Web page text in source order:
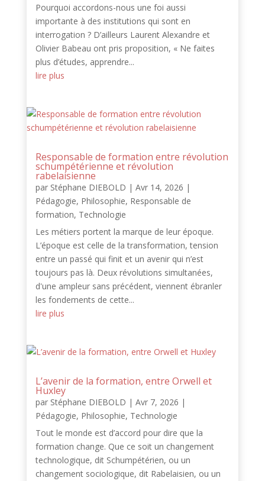
Pourquoi accordons-nous une foi aussi
importante à des institutions qui sont en
interrogation ? D’ailleurs Laurent Alexandre et
Olivier Babeau ont pris proposition, « Ne faites
plus d’études, apprendre...
lire plus
Responsable de formation entre révolution
schumpétérienne et révolution
rabelaisienne
par Stéphane DIEBOLD | Avr 14, 2026 |
Pédagogie, Philosophie, Responsable de
formation, Technologie
Les métiers portent la marque de leur époque.
L’époque est celle de la transformation, tension
entre un passé qui finit et un avenir qui n’est
toujours pas là. Deux révolutions simultanées,
d'une ampleur sans précédent, viennent ébranler
les fondements de cette...
lire plus
L’avenir de la formation, entre Orwell et
Huxley
par Stéphane DIEBOLD | Avr 7, 2026 |
Pédagogie, Philosophie, Technologie
Tout le monde est d’accord pour dire que la
formation change. Que ce soit un changement
technologique, dit Schumpétérien, ou un
changement sociologique, dit Rabelaisien, ou un